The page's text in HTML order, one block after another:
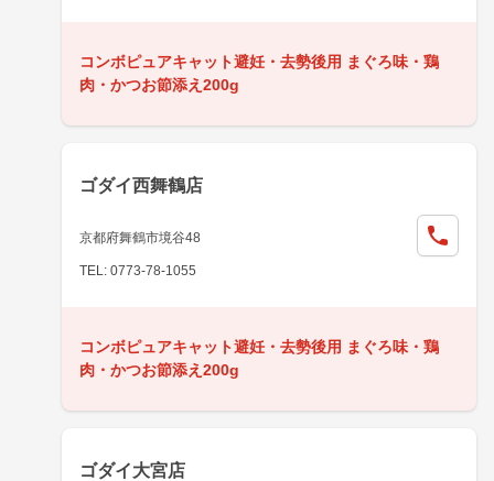
コンボピュアキャット避妊・去勢後用 まぐろ味・鶏
肉・かつお節添え200g
ゴダイ西舞鶴店
京都府舞鶴市境谷48
TEL: 0773-78-1055
コンボピュアキャット避妊・去勢後用 まぐろ味・鶏
肉・かつお節添え200g
ゴダイ大宮店